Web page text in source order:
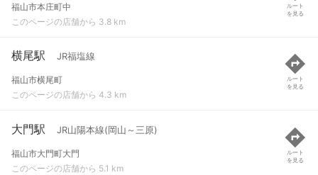
福山市本庄町中
このページの店舗から 3.8 km
ルート
を見る
横尾駅 JR福塩線
福山市横尾町
このページの店舗から 4.3 km
ルート
を見る
大門駅 JR山陽本線(岡山～三原)
福山市大門町大門
このページの店舗から 5.1 km
ルート
を見る